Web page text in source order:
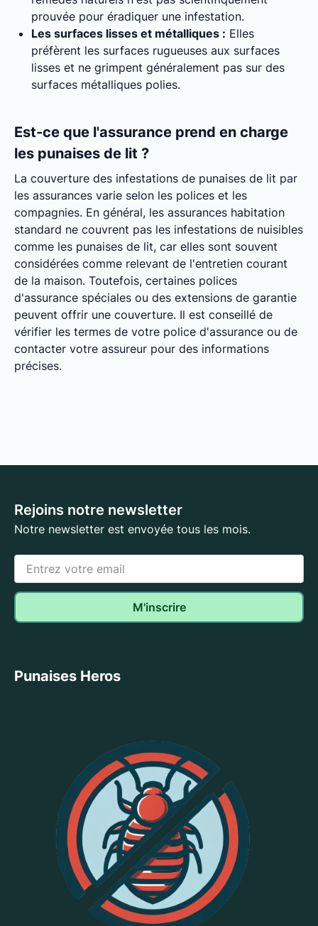
prouvée pour éradiquer une infestation.
Les surfaces lisses et métalliques : Elles
préfèrent les surfaces rugueuses aux surfaces
lisses et ne grimpent généralement pas sur des
surfaces métalliques polies.
Est-ce que l'assurance prend en charge
les punaises de lit ?
La couverture des infestations de punaises de lit par
les assurances varie selon les polices et les
compagnies. En général, les assurances habitation
standard ne couvrent pas les infestations de nuisibles
comme les punaises de lit, car elles sont souvent
considérées comme relevant de l'entretien courant
de la maison. Toutefois, certaines polices
d'assurance spéciales ou des extensions de garantie
peuvent offrir une couverture. Il est conseillé de
vérifier les termes de votre police d'assurance ou de
contacter votre assureur pour des informations
précises.
Rejoins notre newsletter
Notre newsletter est envoyée tous les mois.
Punaises Heros